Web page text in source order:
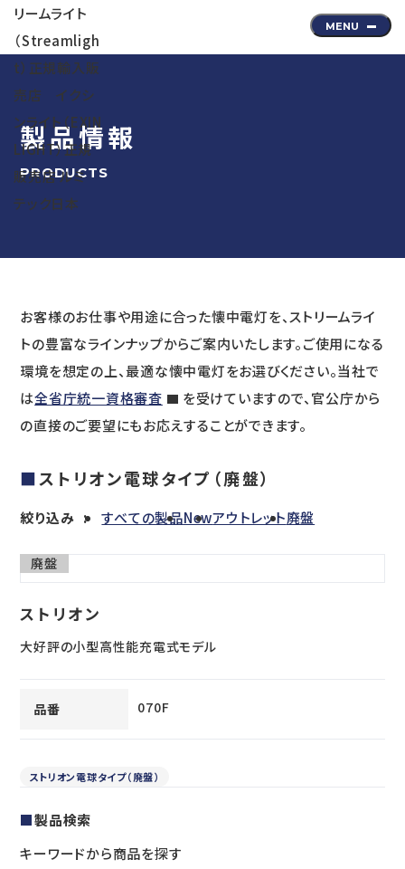
製品情報
PRODUCTS
製品検索
キーワードから商品を探す
お客様のお仕事や用途に合った懐中電灯を、ストリームライ
トの豊富なラインナップからご案内いたします。ご使用になる
環境を想定の上、最適な懐中電灯をお選びください。当社で
は全省庁統一資格審査
を受けていますので、官公庁から
の直接のご要望にもお応えすることができます。
ストリオン電球タイプ（廃盤）
絞り込み すべての製品Newアウトレット廃盤
廃盤
ストリオン
大好評の小型高性能充電式モデル
品番 070F
ストリオン電球タイプ（廃盤）